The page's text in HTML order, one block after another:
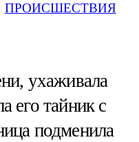
ПРОИСШЕСТВИЯ
ухаживала
его тайник с
подменила